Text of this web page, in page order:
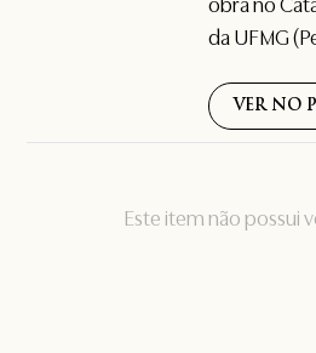
Este item não possui
obra no
da UFMG
VER NO